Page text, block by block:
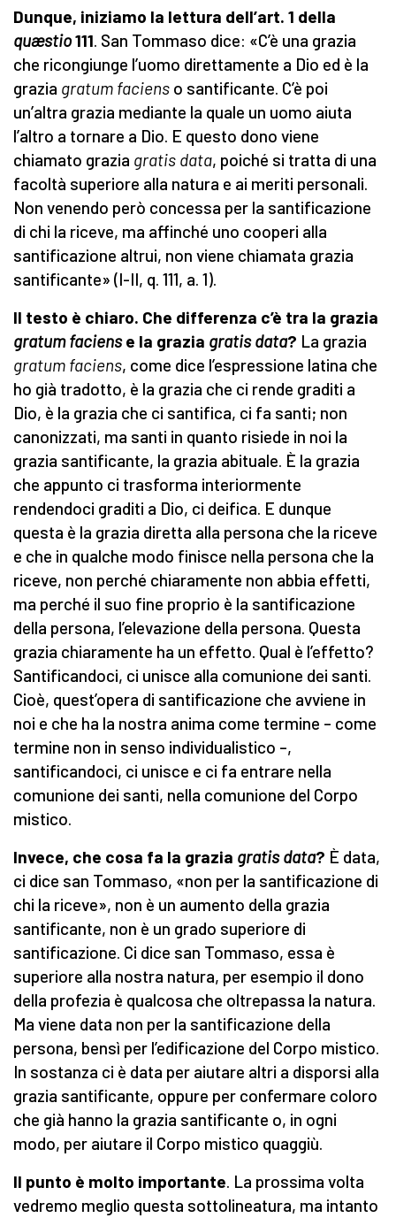
Dunque, iniziamo la lettura dell’art. 1 della
quæstio111. San Tommaso dice: «C’è una grazia
che ricongiunge l’uomo direttamente a Dio ed è la
grazia gratum faciens o santificante. C’è poi
un’altra grazia mediante la quale un uomo aiuta
l’altro a tornare a Dio. E questo dono viene
chiamato grazia gratis data, poiché si tratta di una
facoltà superiore alla natura e ai meriti personali.
Non venendo però concessa per la santificazione
di chi la riceve, ma affinché uno cooperi alla
santificazione altrui, non viene chiamata grazia
santificante» (I-II, q. 111, a. 1).
Il testo è chiaro. Che differenza c’è tra la grazia
gratum faciense la grazia gratis data? La grazia
gratum faciens, come dice l’espressione latina che
ho già tradotto, è la grazia che ci rende graditi a
Dio, è la grazia che ci santifica, ci fa santi; non
canonizzati, ma santi in quanto risiede in noi la
grazia santificante, la grazia abituale. È la grazia
che appunto ci trasforma interiormente
rendendoci graditi a Dio, ci deifica. E dunque
questa è la grazia diretta alla persona che la riceve
e che in qualche modo finisce nella persona che la
riceve, non perché chiaramente non abbia effetti,
ma perché il suo fine proprio è la santificazione
della persona, l’elevazione della persona. Questa
grazia chiaramente ha un effetto. Qual è l’effetto?
Santificandoci, ci unisce alla comunione dei santi.
Cioè, quest’opera di santificazione che avviene in
noi e che ha la nostra anima come termine – come
termine non in senso individualistico –,
santificandoci, ci unisce e ci fa entrare nella
comunione dei santi, nella comunione del Corpo
mistico.
Invece, che cosa fa la grazia gratis data? È data,
ci dice san Tommaso, «non per la santificazione di
chi la riceve», non è un aumento della grazia
santificante, non è un grado superiore di
santificazione. Ci dice san Tommaso, essa è
superiore alla nostra natura, per esempio il dono
della profezia è qualcosa che oltrepassa la natura.
Ma viene data non per la santificazione della
persona, bensì per l’edificazione del Corpo mistico.
In sostanza ci è data per aiutare altri a disporsi alla
grazia santificante, oppure per confermare coloro
che già hanno la grazia santificante o, in ogni
modo, per aiutare il Corpo mistico quaggiù.
Il punto è molto importante. La prossima volta
vedremo meglio questa sottolineatura, ma intanto